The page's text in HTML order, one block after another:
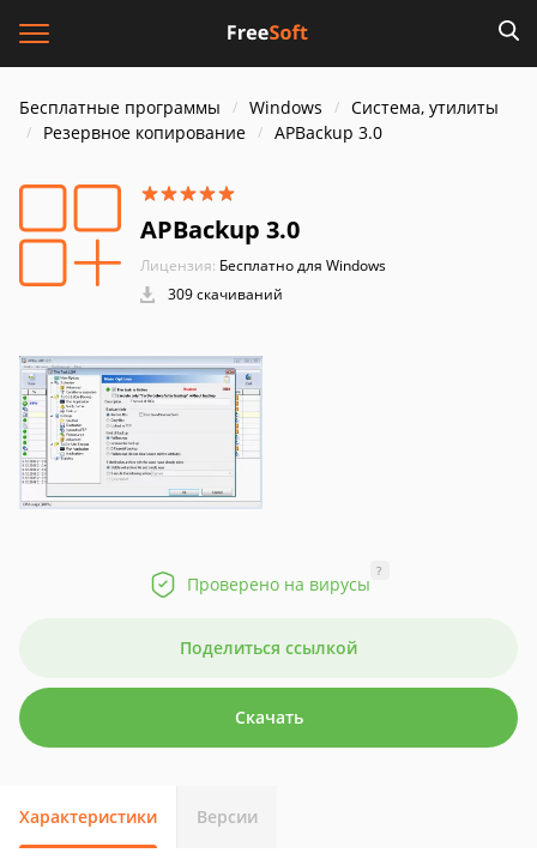
Бесплатные программы Windows
Система, утилиты
Резервное копирование
APBackup 3.0
APBackup 3.0
Лицензия: Бесплатно для Windows
309 скачиваний
Проверено на вирусы
?
Поделиться ссылкой
Скачать
Характеристики Версии